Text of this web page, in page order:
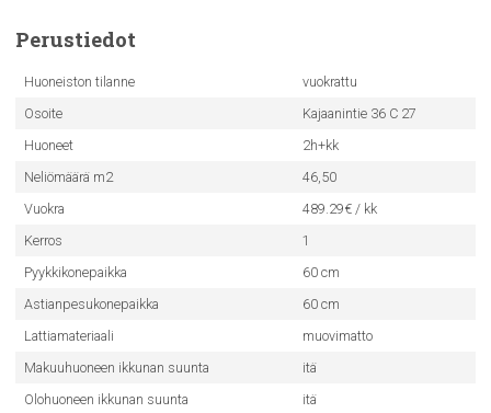
Perustiedot
Huoneiston tilanne
vuokrattu
Osoite
Kajaanintie 36 C 27
Huoneet
2h+kk
Neliömäärä m2
46,50
Vuokra
489.29€ / kk
Kerros
1
Pyykkikonepaikka
60 cm
Astianpesukonepaikka
60 cm
Lattiamateriaali
muovimatto
Makuuhuoneen ikkunan suunta
itä
Olohuoneen ikkunan suunta
itä